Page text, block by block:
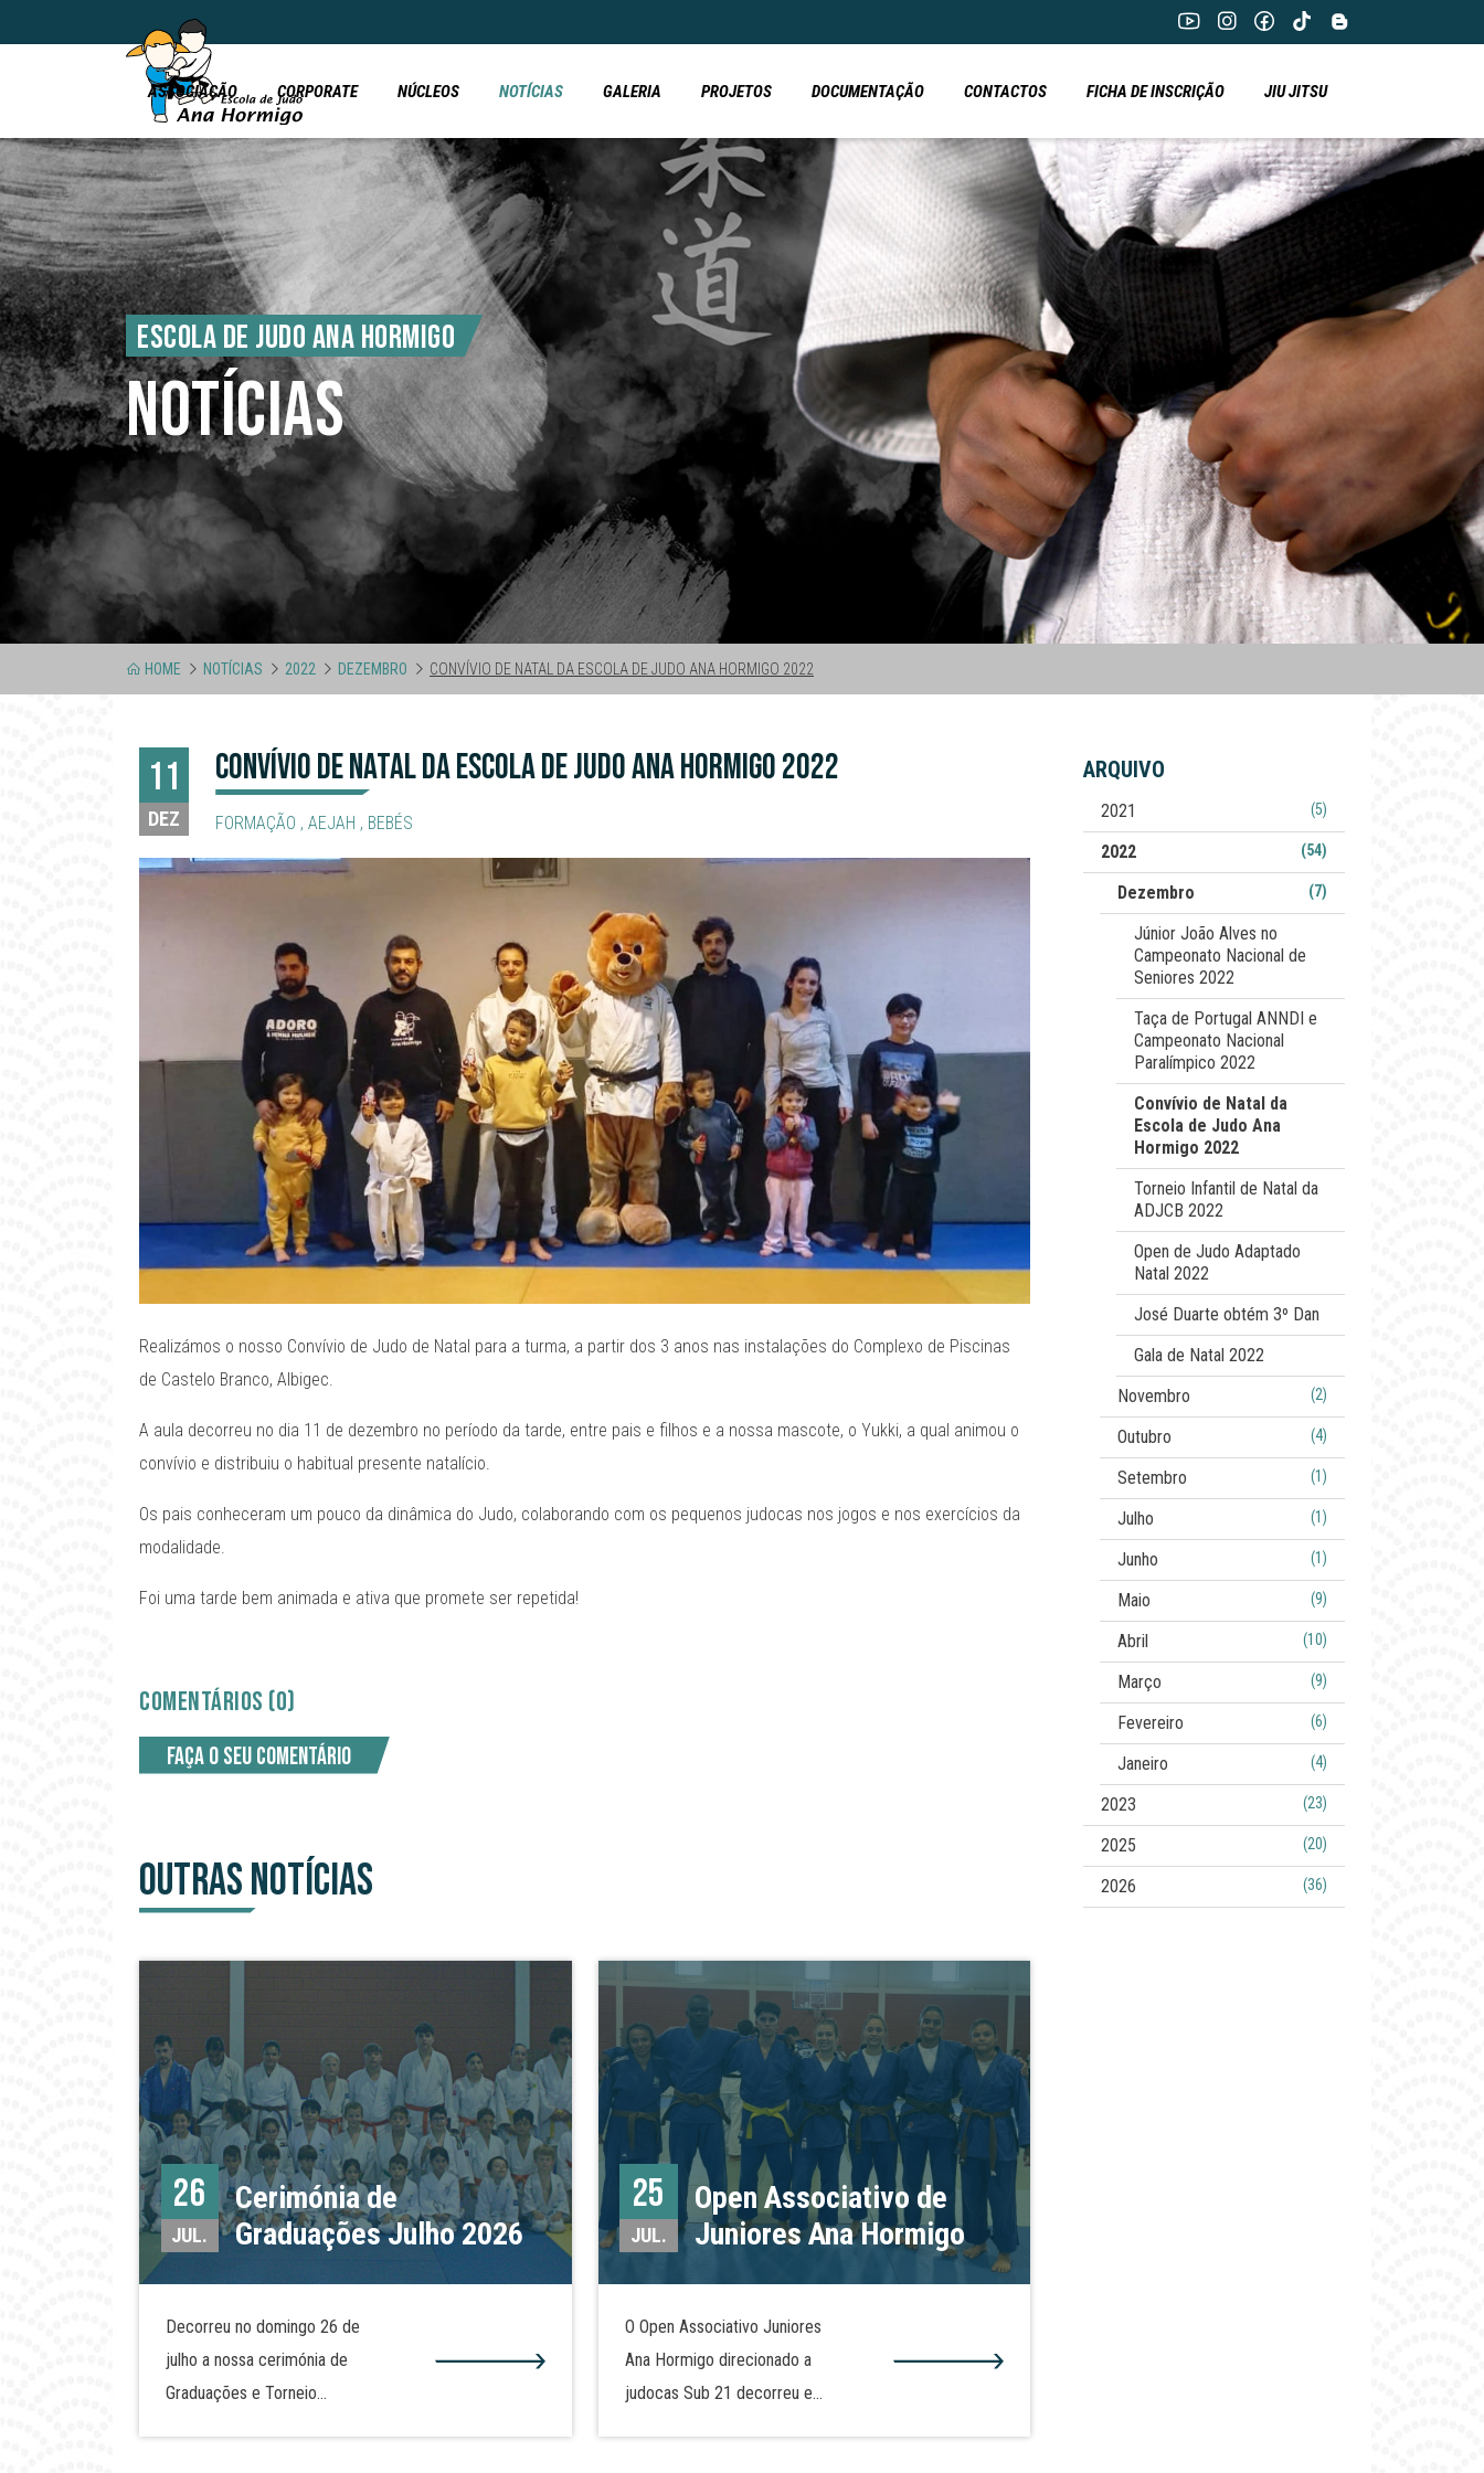
ASSOCIAÇÃO CORPORATE NÚCLEOS NOTÍCIAS GALERIA PROJETOS DOCUMENTAÇÃO CONTACTOS FICHA DE INSCRIÇÃO JIU JITSU
ESCOLA DE JUDO ANA HORMIGO
NOTÍCIAS
HOME NOTÍCIAS 2022 DEZEMBRO CONVÍVIO DE NATAL DA ESCOLA DE JUDO ANA HORMIGO 2022
11
DEZ
CONVÍVIO DE NATAL DA ESCOLA DE JUDO ANA HORMIGO 2022
FORMAÇÃO ,AEJAH , BEBÉS
Realizámos o nosso Convívio de Judo de Natal para a turma, a partir dos 3 anos nas instalações do Complexo de Piscinas
de Castelo Branco, Albigec.
A aula decorreu no dia 11 de dezembro no período da tarde, entre pais e filhos e a nossa mascote, o Yukki, a qual animou o
convívio e distribuiu o habitual presente natalício.
Os pais conheceram um pouco da dinâmica do Judo, colaborando com os pequenos judocas nos jogos e nos exercícios da
modalidade.
Foi uma tarde bem animada e ativa que promete ser repetida!
COMENTÁRIOS (0)
Faça o seu comentário
OUTRAS NOTÍCIAS
26
JUL.
Cerimónia de
Graduações Julho 2026
Decorreu no domingo 26 de
julho a nossa cerimónia de
Graduações e Torneio
25
JUL.
Open Associativo de
Juniores Ana Hormigo
O Open Associativo Juniores
Ana Hormigo direcionado a
judocas Sub 21 decorreu em
ARQUIVO
2021 (5)
2022 (54)
Dezembro (7)
Júnior João Alves no
Campeonato Nacional de
Seniores 2022
Taça de Portugal ANNDI e
Campeonato Nacional
Paralímpico 2022
Convívio de Natal da
Escola de Judo Ana
Hormigo 2022
Torneio Infantil de Natal da
ADJCB 2022
Open de Judo Adaptado
Natal 2022
José Duarte obtém 3º Dan
Gala de Natal 2022
Novembro
(2)
Outubro (4)
Setembro (1)
Julho (1)
Junho (1)
Maio (9)
Abril (10)
Março (9)
Fevereiro (6)
Janeiro (4)
2023 (23)
2025 (20)
2026 (36)